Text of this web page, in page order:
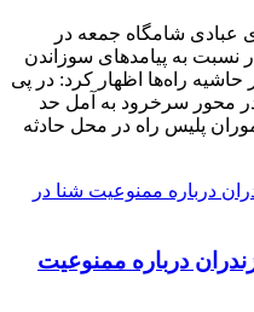
عبادی شامگاه جمعه در
نسبت به پیامدهای سوزاندن
راه‌ها اظهار کرد: در پی
محور سرخرود به آمل حد
پلیس راه در محل حادثه
درباره ممنوعیت